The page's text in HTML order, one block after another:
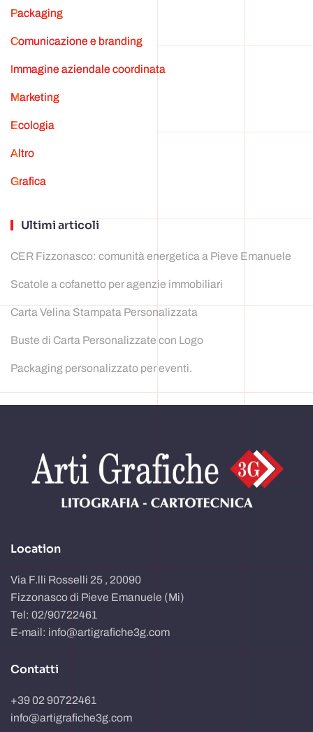
Packaging
Comunicazione e branding
Immagine aziendale coordinata
marketing
ecologia
Altro
grafica
Ultimi articoli
CER Fizzonasco: comunità energetica a Pieve Emanuele
Scatole a cofanetto per agenzie immobiliari
Carta Velina Stampata Personalizzata
Buste di Carta Personalizzate con Logo
Packaging personalizzato per eventi.
Location
Via F.lli Rosselli 25 , 20090
Fizzonasco di Pieve Emanuele (Mi)
Tel: 02/90722461
E-mail: info@artigrafiche3g.com
Contatti
+39 02 90722461
info@artigrafiche3g.com